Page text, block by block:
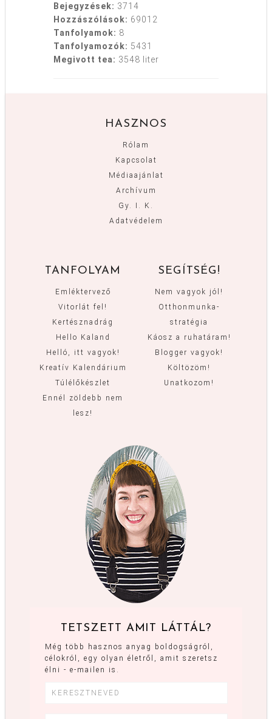
Bejegyzések: 3714
Hozzászólások: 69012
Tanfolyamok: 8
Tanfolyamozók: 5431
Megivott tea: 3548 liter
HASZNOS
Rólam
Kapcsolat
Médiaajánlat
Archívum
Gy. I. K.
Adatvédelem
TANFOLYAM
Emléktervező
Vitorlát fel!
Kertésznadrág
Hello Kaland
Helló, itt vagyok!
Kreatív Kalendárium
Túlélőkészlet
Ennél zöldebb nem
lesz!
SEGÍTSÉG!
Nem vagyok jól!
Otthonmunka-
stratégia
Káosz a ruhatáram!
Blogger vagyok!
Költözöm!
Unatkozom!
TETSZETT AMIT LÁTTÁL?
Még több hasznos anyag boldogságról,
célokról, egy olyan életről, amit szeretsz
élni - e-mailen is.